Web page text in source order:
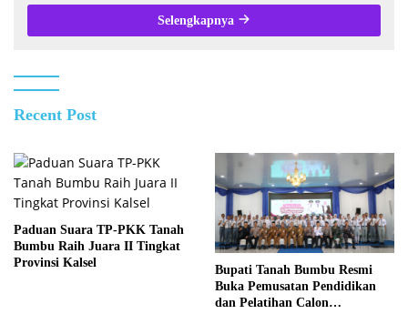
Selengkapnya
Recent Post
Paduan Suara TP-PKK Tanah
Bumbu Raih Juara II Tingkat
Provinsi Kalsel
Bupati Tanah Bumbu Resmi
Buka Pemusatan Pendidikan
dan Pelatihan Calon